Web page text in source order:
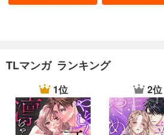
TLマンガ ランキング
1位 2位